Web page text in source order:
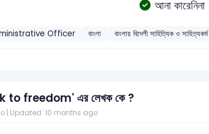
আনা কারেনিনা
Officer বাংলা বাংলায় বিদেশী সাহিত্যিক ও সাহিত্যকর্ম
to freedom' এর লেখক কে ?
| Updated: 10 months ago